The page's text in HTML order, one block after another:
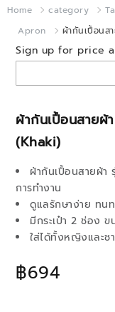
Home category
Apron
ผ้ากันเปื้อนส
ผ้ากันเปื้อนสาย
(Khaki)
฿694
ผ้ากันเปื้อนสายผ้า
การทำงาน
ดูแลรักษาง่าย ทน
มีกระเป๋า 2 ช่อง
ใส่ได้ทั้งหญิงและช
Sign up for price